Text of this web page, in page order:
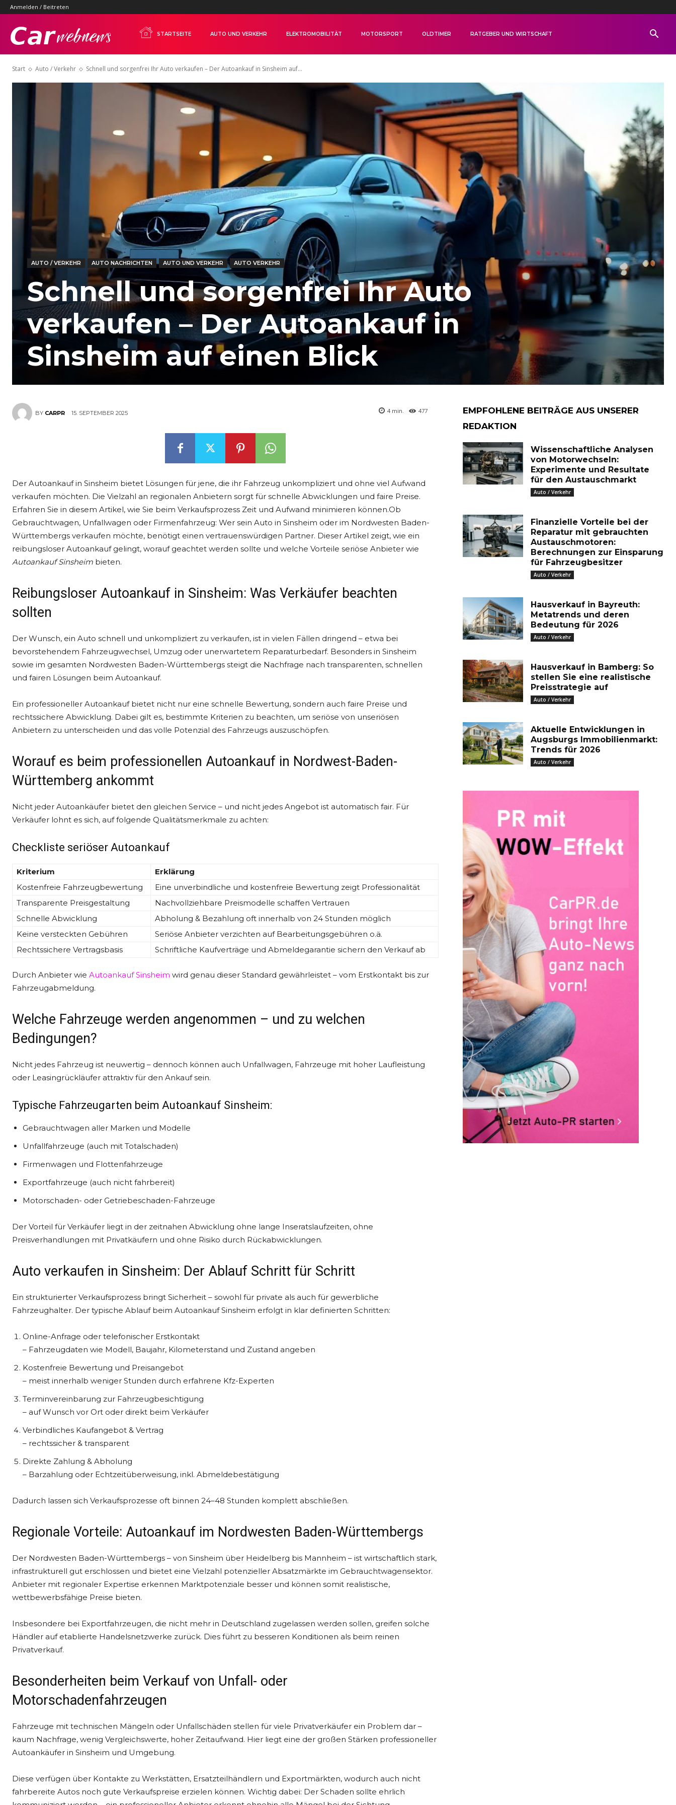
Anmelden / Beitreten
Carwebnews.comSTARTSEITE AUTO UND VERKEHR ELEKTROMOBILITÄT MOTORSPORT OLDTIMER RATGEBER UND WIRTSCHAFT
Start Auto / Verkehr Schnell und sorgenfrei Ihr Auto verkaufen – Der Autoankauf in Sinsheim auf...
AUTO / VERKEHR AUTO NACHRICHTEN AUTO UND VERKEHR AUTO VERKEHR
Schnell und sorgenfrei Ihr Auto
verkaufen – Der Autoankauf in
Sinsheim auf einen Blick
BY CARPR 15. SEPTEMBER 2025 477
4 min.
Der Autoankauf in Sinsheim bietet Lösungen für jene, die ihr Fahrzeug unkompliziert und ohne viel Aufwand
verkaufen möchten. Die Vielzahl an regionalen Anbietern sorgt für schnelle Abwicklungen und faire Preise.
Erfahren Sie in diesem Artikel, wie Sie beim Verkaufsprozess Zeit und Aufwand minimieren können.Ob
Gebrauchtwagen, Unfallwagen oder Firmenfahrzeug: Wer sein Auto in Sinsheim oder im Nordwesten Baden-
Württembergs verkaufen möchte, benötigt einen vertrauenswürdigen Partner. Dieser Artikel zeigt, wie ein
reibungsloser Autoankauf gelingt, worauf geachtet werden sollte und welche Vorteile seriöse Anbieter wie
Autoankauf Sinsheim bieten.
Reibungsloser Autoankauf in Sinsheim: Was Verkäufer beachten
sollten
Der Wunsch, ein Auto schnell und unkompliziert zu verkaufen, ist in vielen Fällen dringend – etwa bei
bevorstehendem Fahrzeugwechsel, Umzug oder unerwartetem Reparaturbedarf. Besonders in Sinsheim
sowie im gesamten Nordwesten Baden-Württembergs steigt die Nachfrage nach transparenten, schnellen
und fairen Lösungen beim Autoankauf.
Ein professioneller Autoankauf bietet nicht nur eine schnelle Bewertung, sondern auch faire Preise und
rechtssichere Abwicklung. Dabei gilt es, bestimmte Kriterien zu beachten, um seriöse von unseriösen
Anbietern zu unterscheiden und das volle Potenzial des Fahrzeugs auszuschöpfen.
Worauf es beim professionellen Autoankauf in Nordwest-Baden-
Württemberg ankommt
Nicht jeder Autoankäufer bietet den gleichen Service – und nicht jedes Angebot ist automatisch fair. Für
Verkäufer lohnt es sich, auf folgende Qualitätsmerkmale zu achten:
Checkliste seriöser Autoankauf
Kriterium
Erklärung
Kostenfreie Fahrzeugbewertung
Eine unverbindliche und kostenfreie Bewertung zeigt Professionalität
Transparente Preisgestaltung
Nachvollziehbare Preismodelle schaffen Vertrauen
Schnelle Abwicklung
Abholung & Bezahlung oft innerhalb von 24 Stunden möglich
Keine versteckten Gebühren
Seriöse Anbieter verzichten auf Bearbeitungsgebühren o.ä.
Rechtssichere Vertragsbasis
Schriftliche Kaufverträge und Abmeldegarantie sichern den Verkauf ab
Durch Anbieter wie Autoankauf Sinsheim wird genau dieser Standard gewährleistet – vom Erstkontakt bis zur
Fahrzeugabmeldung.
Welche Fahrzeuge werden angenommen – und zu welchen
Bedingungen?
Nicht jedes Fahrzeug ist neuwertig – dennoch können auch Unfallwagen, Fahrzeuge mit hoher Laufleistung
oder Leasingrückläufer attraktiv für den Ankauf sein.
Typische Fahrzeugarten beim Autoankauf Sinsheim:
Gebrauchtwagen aller Marken und Modelle
Unfallfahrzeuge (auch mit Totalschaden)
Firmenwagen und Flottenfahrzeuge
Exportfahrzeuge (auch nicht fahrbereit)
Motorschaden- oder Getriebeschaden-Fahrzeuge
Der Vorteil für Verkäufer liegt in der zeitnahen Abwicklung ohne lange Inseratslaufzeiten, ohne
Preisverhandlungen mit Privatkäufern und ohne Risiko durch Rückabwicklungen.
Auto verkaufen in Sinsheim: Der Ablauf Schritt für Schritt
Ein strukturierter Verkaufsprozess bringt Sicherheit – sowohl für private als auch für gewerbliche
Fahrzeughalter. Der typische Ablauf beim Autoankauf Sinsheim erfolgt in klar definierten Schritten:
Online-Anfrage oder telefonischer Erstkontakt
– Fahrzeugdaten wie Modell, Baujahr, Kilometerstand und Zustand angeben
Kostenfreie Bewertung und Preisangebot
– meist innerhalb weniger Stunden durch erfahrene Kfz-Experten
Terminvereinbarung zur Fahrzeugbesichtigung
– auf Wunsch vor Ort oder direkt beim Verkäufer
Verbindliches Kaufangebot & Vertrag
– rechtssicher & transparent
Direkte Zahlung & Abholung
– Barzahlung oder Echtzeitüberweisung, inkl. Abmeldebestätigung
Dadurch lassen sich Verkaufsprozesse oft binnen 24–48 Stunden komplett abschließen.
Regionale Vorteile: Autoankauf im Nordwesten Baden-Württembergs
Der Nordwesten Baden-Württembergs – von Sinsheim über Heidelberg bis Mannheim – ist wirtschaftlich stark,
infrastrukturell gut erschlossen und bietet eine Vielzahl potenzieller Absatzmärkte im Gebrauchtwagensektor.
Anbieter mit regionaler Expertise erkennen Marktpotenziale besser und können somit realistische,
wettbewerbsfähige Preise bieten.
Insbesondere bei Exportfahrzeugen, die nicht mehr in Deutschland zugelassen werden sollen, greifen solche
Händler auf etablierte Handelsnetzwerke zurück. Dies führt zu besseren Konditionen als beim reinen
Privatverkauf.
Besonderheiten beim Verkauf von Unfall- oder
Motorschadenfahrzeugen
Fahrzeuge mit technischen Mängeln oder Unfallschäden stellen für viele Privatverkäufer ein Problem dar –
kaum Nachfrage, wenig Vergleichswerte, hoher Zeitaufwand. Hier liegt eine der großen Stärken professioneller
Autoankäufer in Sinsheim und Umgebung.
Diese verfügen über Kontakte zu Werkstätten, Ersatzteilhändlern und Exportmärkten, wodurch auch nicht
fahrbereite Autos noch gute Verkaufspreise erzielen können. Wichtig dabei: Der Schaden sollte ehrlich
EMPFOHLENE BEITRÄGE AUS UNSERER
REDAKTION
Wissenschaftliche Analysen
von Motorwechseln:
Experimente und Resultate
für den Austauschmarkt
Auto / Verkehr
Finanzielle Vorteile bei der
Reparatur mit gebrauchten
Austauschmotoren:
Berechnungen zur Einsparung
für Fahrzeugbesitzer
Auto / Verkehr
Hausverkauf in Bayreuth:
Metatrends und deren
Bedeutung für 2026
Auto / Verkehr
Hausverkauf in Bamberg: So
stellen Sie eine realistische
Preisstrategie auf
Auto / Verkehr
Aktuelle Entwicklungen in
Augsburgs Immobilienmarkt:
Trends für 2026
Auto / Verkehr